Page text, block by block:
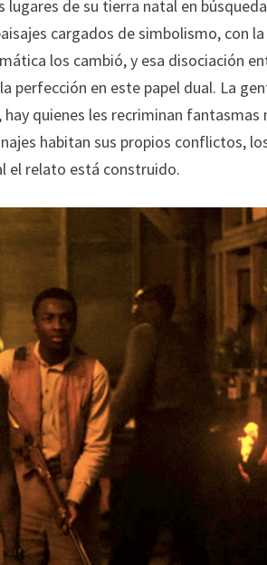
lugares de su tierra natal en
cargados de simbolismo, con la
los cambió, y esa disociación
perfección en este papel dual. La
quienes les recriminan fantasmas
habitan sus propios conflictos,
el relato está construido.